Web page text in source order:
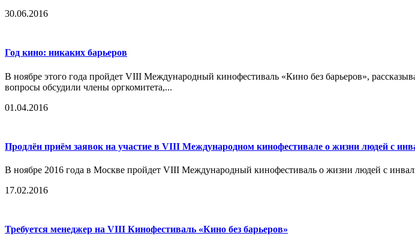
30.06.2016
Год кино: никаких барьеров
В ноябре этого года пройдет VIII Международный кинофестиваль «Кино без барьеров»,
вопросы обсудили члены оргкомитета,...
01.04.2016
Продлён приём заявок на участие в VIII Международном кинофестивале о жизни людей с
В ноябре 2016 года в Москве пройдет VIII Международный кинофестиваль о жизни людей с
17.02.2016
Требуется менеджер на VIII Кинофестиваль «Кино без барьеров»